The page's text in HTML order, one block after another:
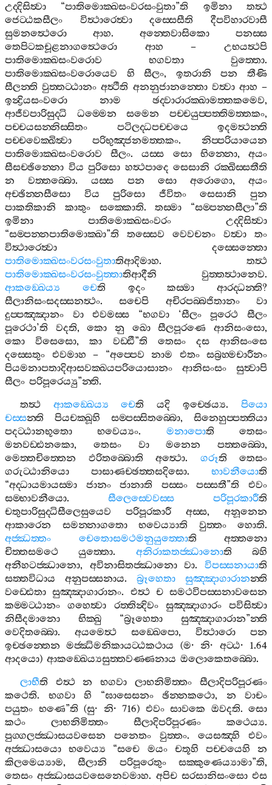
උද‍්දිසිත්‍වා “පාතිමොක‍්ඛසංවරසංවුතා”ති ඉමිනා
තත්‍ථ
ජෙට‍්ඨකසීලං
විත්‍ථාරෙත්‍වා දස‍්සෙසීති
දීපවිහාරවාසී
සුමනත්‍ථෙරො
ආහ. අන‍්තෙවාසිකො
පනස‍්ස
තෙපිටකචූළනාගත්‍ථෙරො
ආහ –උභයත්‍ථපි
පාතිමොක‍්ඛසංවරොව
භගවතා වුත‍්තො.
පාතිමොක‍්ඛසංවරොයෙව
හි සීලං, ඉතරානි පන
තීණි
සීලන‍්ති වුත‍්තට‍්ඨානං අත්‍ථීති අනනුජානන‍්තො වත්‍වා ආහ –
ඉන්‍ද්‍රියසංවරො
නාම ඡද‍්වාරාරක‍්ඛාමත‍්තකමෙව,
ආජීවපාරිසුද‍්ධි
ධම‍්මෙන සමෙන පච‍්චයුප‍්පත‍්තිමත‍්තකං,
පච‍්චයසන‍්නිස‍්සිතං
පටිලද‍්ධපච‍්චයෙ
ඉදමත්‍ථන‍්ති
පච‍්චවෙක‍්ඛිත්‍වා
පරිභුඤ‍්ජනමත‍්තකං. නිප‍්පරියායෙන
පාතිමොක‍්ඛසංවරොව
සීලං.යස‍්ස සො භින‍්නො,අයං
සීසච‍්ඡින‍්නො විය පුරිසො හත්‍ථපාදෙ සෙසානි රක‍්ඛිස‍්සතීති
න
වත‍්තබ‍්බො.යස‍්ස පන සො අරොගො,අයං
අච‍්ඡින‍්නසීසො
විය පුරිසො ජීවිතං සෙසානි
පුන
පාකතිකානි
කාතුං සක‍්කොති.තස‍්මා “සම‍්පන‍්නසීලා”ති
ඉමිනා
පාතිමොක‍්ඛසංවරං
උද‍්දිසිත්‍වා
“සම‍්පන‍්නපාතිමොක‍්ඛා”ති තස‍්සෙව වෙවචනං වත්‍වා
තං
විත්‍ථාරෙත්‍වා
දස‍්සෙන‍්තො
පාතිමොක‍්ඛසංවරසංවුතාතිආදිමාහ. තත්‍ථ
පාතිමොක‍්ඛසංවරසංවුත‍්තාතිආදීනි වුත‍්තත්‍ථානෙව.
ආකඞ‍්ඛෙය්‍ය
චෙති ඉදං කස‍්මා ආරද‍්ධන‍්ති?
සීලානිසංසදස‍්සනත්‍ථං.සචෙපි අචිරපබ‍්බජිතානං
වා
දුප‍්පඤ‍්ඤානං
වා එවමස‍්ස “භගවා ‘සීලං පූරෙථ
සීලං
පූරෙථා’ති වදති,කො නු ඛො සීලපූරණෙ ආනිසංසො,
කො
විසෙසො,කා වඩ‍්ඪී”ති තෙසං දස
ආනිසංසෙ
දස‍්සෙතුං
එවමාහ – “අප‍්පෙව නාම එතං
සබ්‍රහ‍්මචාරීනං
පියමනාපතාදිආසවක‍්ඛයපරියොසානං
ආනිසංසං
සුත්‍වාපි
සීලං පරිපූරෙය්‍යු”න‍්ති.
තත්‍ථ
ආකඞ‍්ඛෙය්‍ය චෙති යදි ඉච‍්ඡෙය්‍ය. පියො
චස‍්සන‍්ති පියචක‍්ඛූහි සම‍්පස‍්සිතබ‍්බො, සිනෙහුප‍්පත‍්තියා
පදට‍්ඨානභූතො
භවෙය්‍යං. මනාපොති
තෙසං
මනවඩ‍්ඪනකො, තෙසං වා මනෙන පත‍්තබ‍්බො,
මෙත‍්තචිත‍්තෙන
ඵරිතබ‍්බොති අත්‍ථො. ගරූති
තෙසං
ගරුට‍්ඨානියො
පාසාණච‍්ඡත‍්තසදිසො. භාවනීයොති
“අද‍්ධායමායස‍්මා ජානං ජානාති පස‍්සං පස‍්සතී”ති
එවං
සම‍්භාවනීයො. සීලෙස‍්වෙවස‍්ස පරිපූරකාරීති
චතුපාරිසුද‍්ධිසීලෙසුයෙව
පරිපූරකාරී අස‍්ස, අනූනෙන
ආකාරෙන
සමන‍්නාගතො භවෙය්‍යාති වුත‍්තං හොති.
අජ‍්ඣත‍්තං
චෙතොසමථමනුයුත‍්තොති
අත‍්තනො
චිත‍්තසමථෙ
යුත‍්තො. අනිරාකතජ‍්ඣානොති
බහි
අනීහටජ‍්ඣානො, අවිනාසිතජ‍්ඣානො වා.විපස‍්සනායාති
සත‍්තවිධාය
අනුපස‍්සනාය. බ්‍රූහෙතා සුඤ‍්ඤාගාරානන‍්ති
වඩ‍්ඪෙතා සුඤ‍්ඤාගාරානං. එත්‍ථ ච සමථවිපස‍්සනාවසෙන
කම‍්මට‍්ඨානං
ගහෙත්‍වා රත‍්තින්‍දිවං සුඤ‍්ඤාගාරං
පවිසිත්‍වා
නිසීදමානො
භික‍්ඛු “බ්‍රූහෙතා සුඤ‍්ඤාගාරාන”න‍්ති
වෙදිතබ‍්බො. අයමෙත්‍ථ සඞ‍්ඛෙපො, විත්‍ථාරො
පන
ඉච‍්ඡන‍්තෙන
මජ‍්ඣිමනිකායට‍්ඨකථාය (ම·නි· අට‍්ඨ· 1.64
ආදයො) ආකඞ‍්ඛෙය්‍යසුත‍්තවණ‍්ණනාය ඔලොකෙතබ‍්බො.
ලාභීති එත්‍ථ න භගවා ලාභනිමිත‍්තං
සීලාදිපරිපූරණං
කථෙති. භගවා හි “ඝාසෙසනං ඡින‍්නකථො, න
වාචං
පයුතං භණෙ”ති (සු· නි· 716) එවං සාවකෙ ඔවදති. සො
කථං
ලාභනිමිත‍්තං සීලාදිපරිපූරණං කථෙය්‍ය.
පුග‍්ගලජ‍්ඣාසයවසෙන
පනෙතං වුත‍්තං. යෙසඤ‍්හි
එවං
අජ‍්ඣාසයො
භවෙය්‍ය “සචෙ මයං චතූහි පච‍්චයෙහි
න
කිලමෙය්‍යාම,සීලානි පරිපූරෙතුං සක‍්කුණෙය්‍යාමා”ති,
තෙසං අජ‍්ඣාසයවසෙනෙවමාහ. අපිච සරසානිසංසො එස